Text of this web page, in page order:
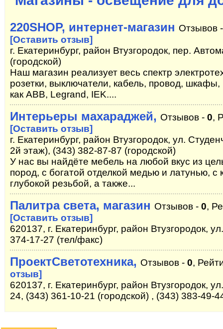
220SHOP, интернет-магазин Отзывов
[Оставить отзыв]
г. Екатеринбург, район Втузгородок, пер.
(городской)
Наш магазин реализует весь спектр
розетки, выключатели, кабель, провод, шкафы,
как ABB, Legrand, IEK....
Интерьеры махараджей, Отзывов - 0,
[Оставить отзыв]
г. Екатеринбург, район Втузгородок, ул.
2й этаж), (343) 382-87-87 (городской)
У нас вы найдёте мебель на любой вкус из
пород, с богатой отделкой медью и латунью,
глубокой резьбой, а также...
Палитра света, магазин Отзывов - 0,
[Оставить отзыв]
620137, г. Екатеринбург, район Втузгородок,
374-17-27 (тел/факс)
ПроектСветотехника, Отзывов - 0,
отзыв]
620137, г. Екатеринбург, район Втузгородок,
24, (343) 361-10-21 (городской) , (343) 383-49-